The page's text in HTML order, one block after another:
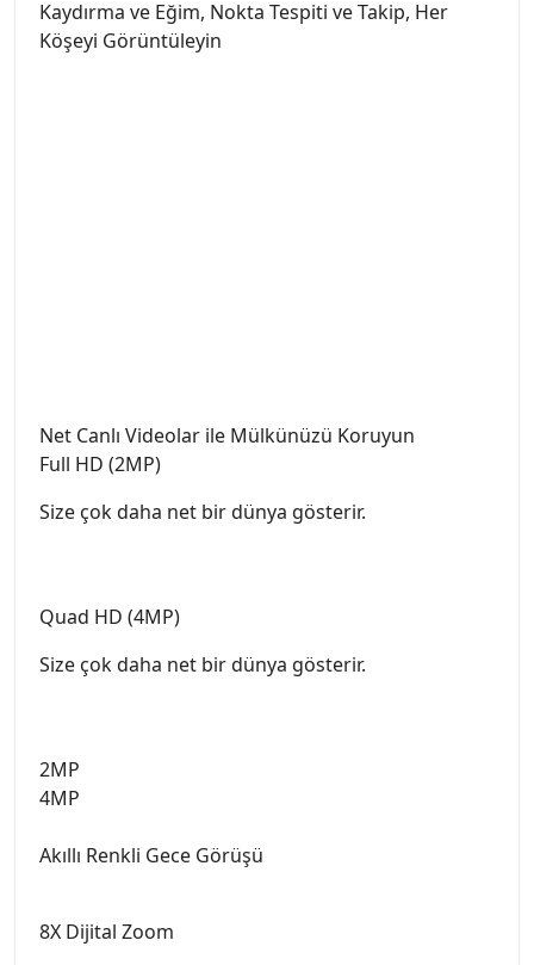
Kaydırma ve Eğim, Nokta Tespiti ve Takip, Her
Köşeyi Görüntüleyin
Net Canlı Videolar ile Mülkünüzü Koruyun
Full HD (2MP)
Size çok daha net bir dünya gösterir.
Quad HD (4MP)
Size çok daha net bir dünya gösterir.
2MP
4MP
Akıllı Renkli Gece Görüşü
8X Dijital Zoom